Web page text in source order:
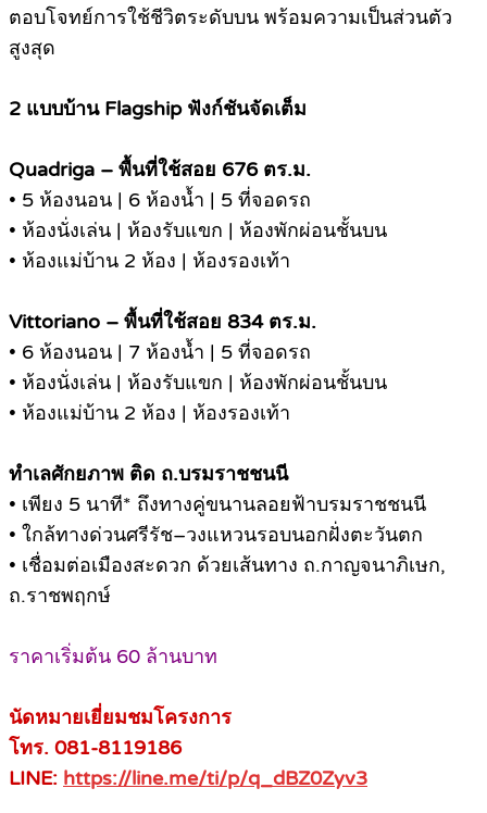
ตอบโจทย์การใช้ชีวิตระดับบน พร้อมความเป็นส่วนตัว
สูงสุด
2 แบบบ้าน Flagship ฟังก์ชันจัดเต็ม
Quadriga – พื้นที่ใช้สอย 676 ตร.ม.
• 5 ห้องนอน | 6 ห้องน้ำ | 5 ที่จอดรถ
• ห้องนั่งเล่น | ห้องรับแขก | ห้องพักผ่อนชั้นบน
• ห้องแม่บ้าน 2 ห้อง | ห้องรองเท้า
Vittoriano – พื้นที่ใช้สอย 834 ตร.ม.
• 6 ห้องนอน | 7 ห้องน้ำ | 5 ที่จอดรถ
• ห้องนั่งเล่น | ห้องรับแขก | ห้องพักผ่อนชั้นบน
• ห้องแม่บ้าน 2 ห้อง | ห้องรองเท้า
ทำเลศักยภาพ ติด ถ.บรมราชชนนี
• เพียง 5 นาที* ถึงทางคู่ขนานลอยฟ้าบรมราชชนนี
• ใกล้ทางด่วนศรีรัช–วงแหวนรอบนอกฝั่งตะวันตก
• เชื่อมต่อเมืองสะดวก ด้วยเส้นทาง ถ.กาญจนาภิเษก,
ถ.ราชพฤกษ์
ราคาเริ่มต้น 60 ล้านบาท
นัดหมายเยี่ยมชมโครงการ
โทร. 081-8119186
LINE: https://line.me/ti/p/q_dBZ0Zyv3